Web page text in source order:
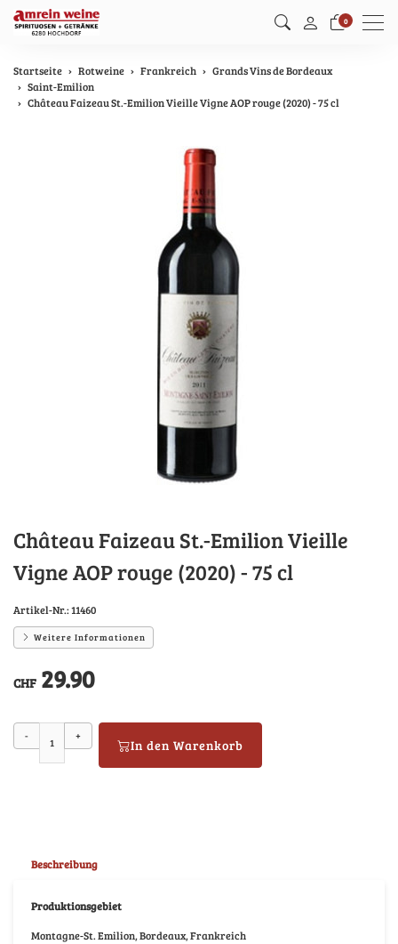
0 Menu
Startseite Rotweine Frankreich
Grands Vins de Bordeaux
Saint-Emilion
Château Faizeau St.-Emilion Vieille Vigne AOP rouge (2020) - 75 cl
Château Faizeau St.-Emilion Vieille
Vigne AOP rouge (2020) - 75 cl
Artikel-Nr.:11460
Weitere Informationen
CHF 29.90
- +
In den Warenkorb
Beschreibung
Produktionsgebiet
Montagne-St. Emilion, Bordeaux, Frankreich